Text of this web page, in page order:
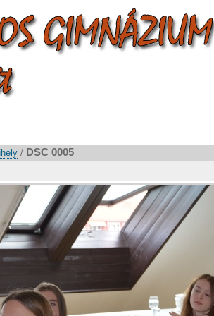
/ DSC 0005